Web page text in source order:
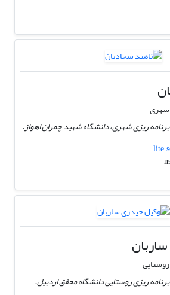
شهری
برنامه ریزی شهری، دانشگاه شهید چمران اهواز.
روستایی
ریزی روستایی دانشگاه محقق اردبیل.